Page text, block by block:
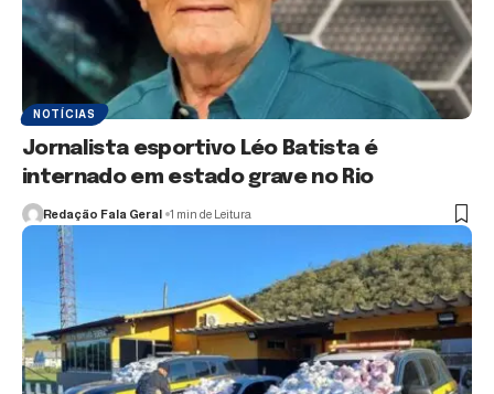
NOTÍCIAS
Jornalista esportivo Léo Batista é
internado em estado grave no Rio
Redação Fala Geral 1 min de Leitura